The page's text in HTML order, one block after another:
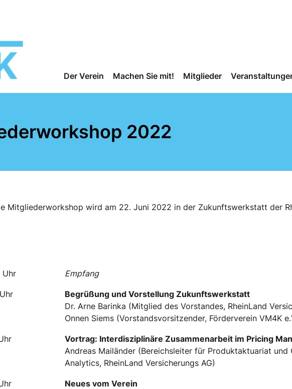
Der Verein Machen Sie mit! Mitglieder
2022
Mitgliederworkshop wird am 22. Juni 2022 in der Zukunftswerkstatt der
Uhr Empfang
Begrüßung und Vorstellung Zukunftswerkstatt
Dr. Arne Barinka (Mitglied des Vorstandes, RheinLand
Onnen Siems (Vorstandsvorsitzender, Förderverein VM4K
Vortrag: Interdisziplinäre Zusammenarbeit im Pricing
Andreas Mailänder (Bereichsleiter für Produktaktuariat
Analytics, RheinLand Versicherungs AG)
Neues vom Verein